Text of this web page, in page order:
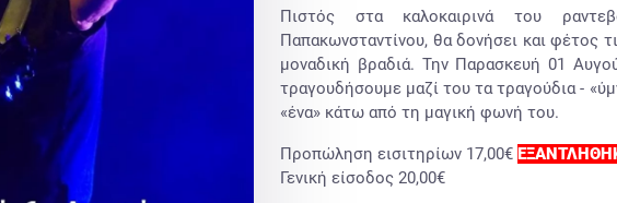
Πιστός στα καλοκαιρινά του
Παπακωνσταντίνου, θα δονήσει και φέτος
μοναδική βραδιά. Την Παρασκευή 01
τραγουδήσουμε μαζί του τα τραγούδια -
«ένα» κάτω από τη μαγική φωνή του.
Προπώληση εισιτηρίων 17,00€
Γενική είσοδος 20,00€